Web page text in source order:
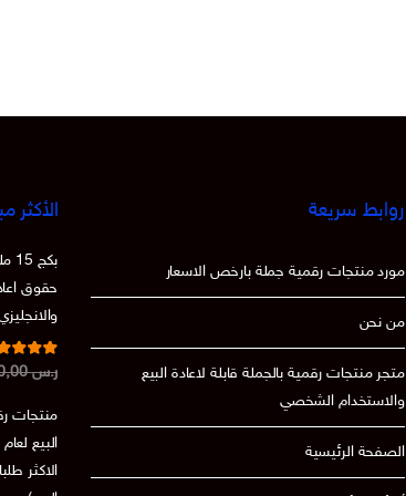
روابط سريعة
مورد منتجات رقمية جملة بارخص الاسعار
من نحن
متجر منتجات رقمية بالجملة قابلة لاعادة البيع
والاستخدام الشخصي
الصفحة الرئيسية
الأكثر
حقوق
تم
من 5ر.س250,00
منتجات
الاكثر